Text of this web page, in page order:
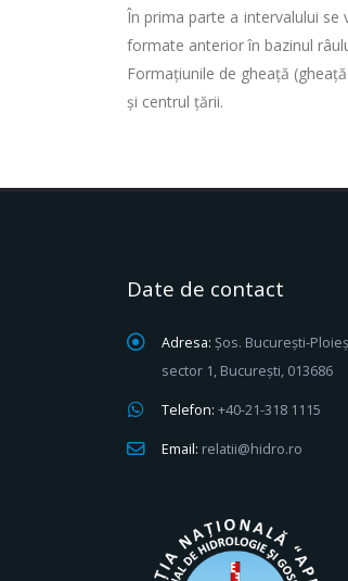
În prima parte a intervalului se
formate anterior în bazinul
Formațiunile de gheață
și centrul țării.
Date de contact
Adresa: Șos. București-
sector 1, București, 013686
Telefon: +40-21-318 1115
Email: relatii@hidro.ro